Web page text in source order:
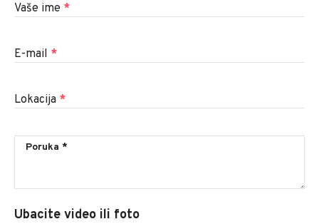
Vaše ime *
E-mail *
Lokacija *
Ubacite video ili foto